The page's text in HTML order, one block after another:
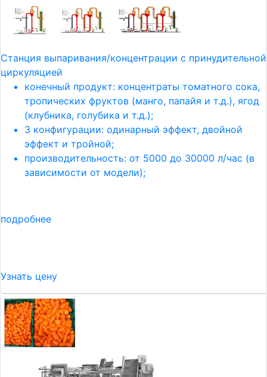
Станция выпаривания/концентрации с принудительной
циркуляцией
конечный продукт: концентраты томатного сока,
тропических фруктов (манго, папайя и т.д.), ягод
(клубника, голубика и т.д.);
3 конфигурации: одинарный эффект, двойной
эффект и тройной;
производительность: от 5000 до 30000 л/час (в
зависимости от модели);
подробнее
Узнать цену